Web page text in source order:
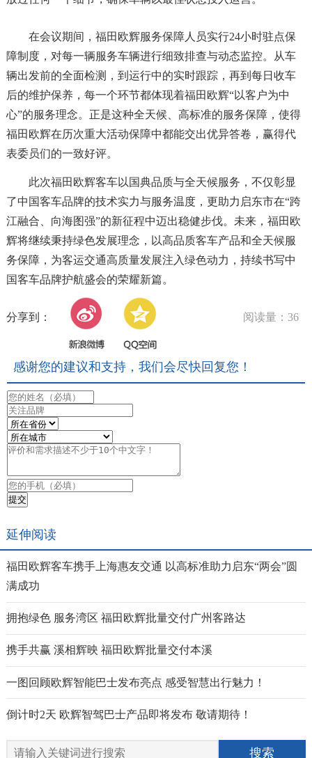
在会议期间，福田欧辉服务保障人员实行24小时驻点保
障制度，对每一辆服务车辆进行细致排查与动态监控。从车
辆出发前的全面检测，到运行中的实时跟踪，再到每日收车
后的维护保养，每一个环节都体现着福田欧辉“以客户为中
心”的服务理念。正是这种全天候、高标准的服务保障，使得
福田欧辉在历次重大活动保障中都能交出优异答卷，赢得代
表委员们的一致好评。
此次福田欧辉客车以国典品质与全天候服务，不仅彰显
了中国客车品牌的技术实力与服务温度，更助力启东市在“跨
江融合、向海图强”的新征程中迈出稳健步伐。未来，福田欧
辉将继续秉持绿色发展理念，以高品质客车产品和全天候服
务保障，为客运交通高质量发展注入绿色动力，持续书写中
国客车品牌护航盛会的荣耀新篇。
分享到： 阅读量：36
感谢您的建议和支持，我们会尽快回复您！
延伸阅读
福田欧辉客车携手上海惠友交通 以高标准助力启东“两会”圆
满成功
拥抱绿色 服务湾区 福田欧辉批量交付广州客路达
携手共赢 溪相辉映 福田欧辉批量交付本溪
一图回顾欧辉智能巴士发布亮点 感受智慧出行魅力！
倒计时2天 欧辉智驾巴士产品即将发布 敬请期待！